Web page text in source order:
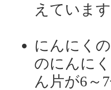
えていま
にんにく
のにんに
ん片が6～